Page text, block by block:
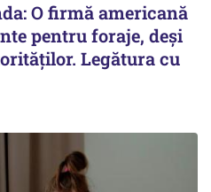
O firmă americană
pentru foraje, deși
Legătura cu